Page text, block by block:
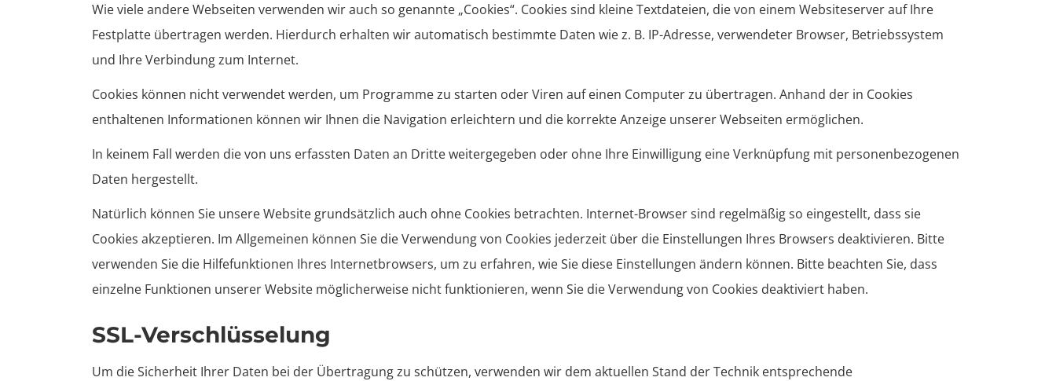
Wie viele andere Webseiten verwenden wir auch so genannte „Cookies“. Cookies sind kleine Textdateien, die von einem Websiteserver auf Ihre
Festplatte übertragen werden. Hierdurch erhalten wir automatisch bestimmte Daten wie z. B. IP-Adresse, verwendeter Browser, Betriebssystem
und Ihre Verbindung zum Internet.
Cookies können nicht verwendet werden, um Programme zu starten oder Viren auf einen Computer zu übertragen. Anhand der in Cookies
enthaltenen Informationen können wir Ihnen die Navigation erleichtern und die korrekte Anzeige unserer Webseiten ermöglichen.
In keinem Fall werden die von uns erfassten Daten an Dritte weitergegeben oder ohne Ihre Einwilligung eine Verknüpfung mit personenbezogenen
Daten hergestellt.
Natürlich können Sie unsere Website grundsätzlich auch ohne Cookies betrachten. Internet-Browser sind regelmäßig so eingestellt, dass sie
Cookies akzeptieren. Im Allgemeinen können Sie die Verwendung von Cookies jederzeit über die Einstellungen Ihres Browsers deaktivieren. Bitte
verwenden Sie die Hilfefunktionen Ihres Internetbrowsers, um zu erfahren, wie Sie diese Einstellungen ändern können. Bitte beachten Sie, dass
einzelne Funktionen unserer Website möglicherweise nicht funktionieren, wenn Sie die Verwendung von Cookies deaktiviert haben.
SSL-Verschlüsselung
Um die Sicherheit Ihrer Daten bei der Übertragung zu schützen, verwenden wir dem aktuellen Stand der Technik entsprechende